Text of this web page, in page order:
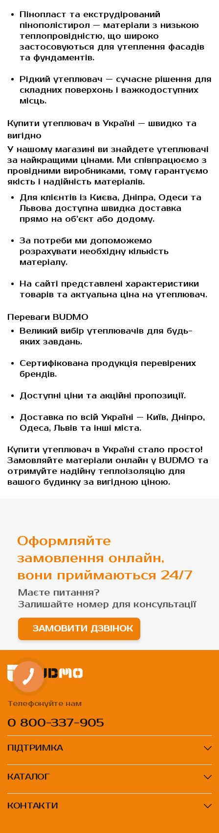
Пінопласт та екструдірований
пінополістирол — матеріали з низькою
теплопровідністю, що широко
застосовуються для утеплення фасадів
та фундаментів.
Рідкий утеплювач — сучасне рішення для
складних поверхонь і важкодоступних
місць.
Купити утеплювач в Україні — швидко та
вигідно
У нашому магазині ви знайдете утеплювачі
за найкращими цінами. Ми співпрацюємо з
провідними виробниками, тому гарантуємо
якість і надійність матеріалів.
Для клієнтів із Києва, Дніпра, Одеси та
Львова доступна швидка доставка
прямо на об’єкт або додому.
За потреби ми допоможемо
розрахувати необхідну кількість
матеріалу.
На сайті представлені характеристики
товарів та актуальна ціна на утеплювач.
Переваги BUDMO
Великий вибір утеплювачів для будь-
яких завдань.
Сертифікована продукція перевірених
брендів.
Доступні ціни та акційні пропозиції.
Доставка по всій Україні — Київ, Дніпро,
Одеса, Львів та інші міста.
Купити утеплювач в Україні стало просто!
Замовляйте матеріали онлайн у BUDMO та
отримуйте надійну теплоізоляцію для
вашого будинку за вигідною ціною.
Оформляйте
замовлення онлайн,
вони приймаються 24/7
Маєте питання?
Залишайте номер для консультації
ЗАМОВИТИ ДЗВІНОК
Телефонуйте нам
0 800-337-905
ПІДТРИМКА
КАТАЛОГ
КОНТАКТИ